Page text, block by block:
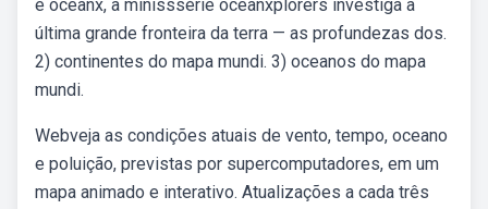
e oceanx, a minisssérie oceanxplorers investiga a
última grande fronteira da terra — as profundezas dos.
2) continentes do mapa mundi. 3) oceanos do mapa
mundi.
Webveja as condições atuais de vento, tempo, oceano
e poluição, previstas por supercomputadores, em um
mapa animado e interativo. Atualizações a cada três